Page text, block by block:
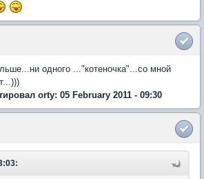
одного ..."котеночка"...со мной
orty: 05 February 2011 - 09:30